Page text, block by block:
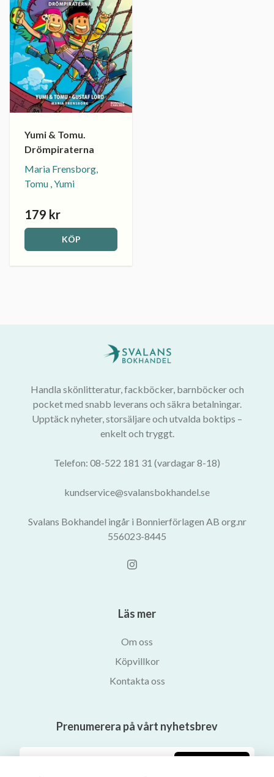
Yumi & Tomu.
Drömpiraterna
Maria Frensborg,
Tomu , Yumi
179 kr
KÖP
Handla skönlitteratur, fackböcker, barnböcker och
pocket med snabb leverans och säkra betalningar.
Upptäck nyheter, storsäljare och utvalda boktips –
enkelt och tryggt.
Telefon: 08-522 181 31 (vardagar 8-18)
kundservice@svalansbokhandel.se
Svalans Bokhandel ingår i Bonnierförlagen AB org.nr
556023-8445
Läs mer
Om oss
Köpvillkor
Kontakta oss
Prenumerera på vårt nyhetsbrev